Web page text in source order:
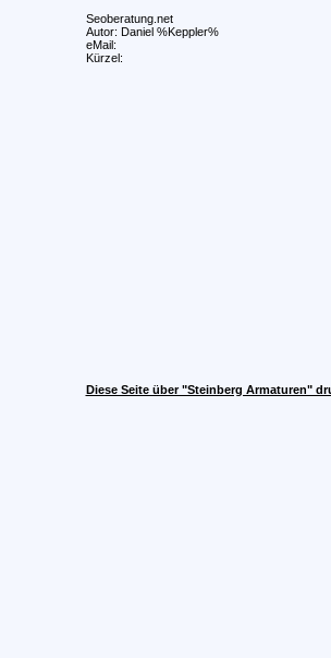
Seoberatung.net
Autor: Daniel %Keppler%
eMail:
Kürzel:
Diese Seite über "Steinberg Armaturen"